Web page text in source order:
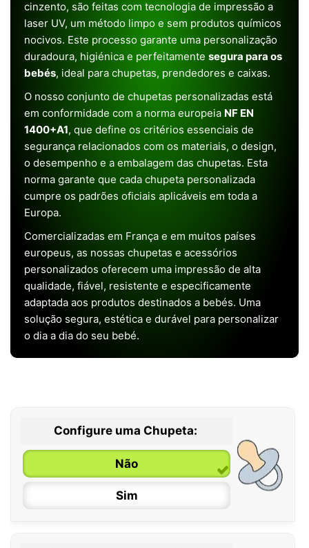
cinzento, são feitas com tecnologia de impressão a
laser UV, um método limpo e sem produtos químicos
nocivos. Este processo garante uma personalização
duradoura, higiénica e perfeitamente segura para os
bebés, ideal para chupetas, prendedores e caixas.
O nosso conjunto de chupetas personalizadas está
em conformidade com a norma europeia NF EN
1400+A1, que define os critérios essenciais de
segurança relacionados com os materiais, o design,
o desempenho e a embalagem das chupetas. Esta
norma garante que cada chupeta personalizada
cumpre os padrões oficiais aplicáveis em toda a
Europa.
Comercializadas em França e em muitos países
europeus, as nossas chupetas e acessórios
personalizados oferecem uma impressão de alta
qualidade, fiável, resistente e especificamente
adaptada aos produtos destinados a bebés. Uma
solução segura, estética e durável para personalizar
o dia a dia do seu bebé.
Configure uma Chupeta:
Não
Sim